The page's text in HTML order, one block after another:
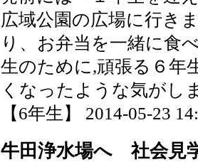
広域公園の広場に行き
り、お弁当を一緒に食
生のために,頑張る６年
くなったような気がし
【6年生】 2014-05-23
牛田浄水場へ 社会見